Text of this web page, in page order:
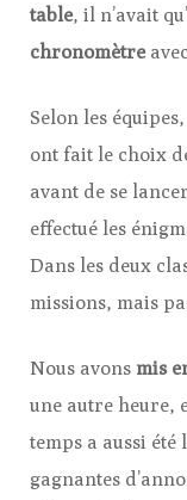
table, il n’avait
chronomètre
Selon les
ont fait le choix
avant de se
effectué les
Dans les deux
missions, mais
Nous avons mis
une autre heure,
temps a aussi été
gagnantes